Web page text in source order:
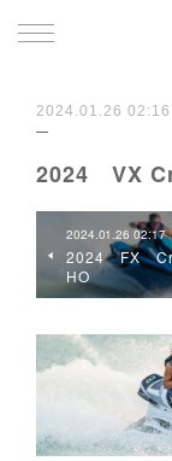
2024.01.26 02:16
2024 VX
2024.01.26 02:17
2024 FX
HO